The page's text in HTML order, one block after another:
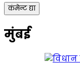
मुंबई